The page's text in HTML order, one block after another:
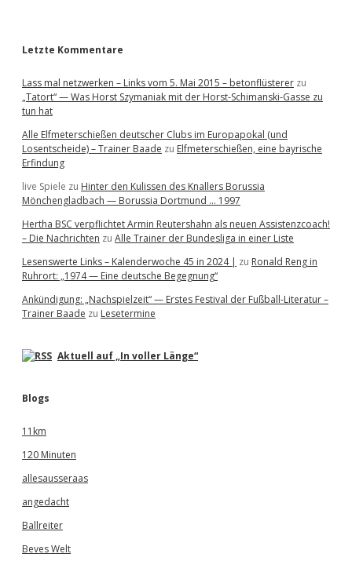
Letzte Kommentare
Lass mal netzwerken – Links vom 5. Mai 2015 – betonflüsterer zu
„Tatort“ — Was Horst Szymaniak mit der Horst-Schimanski-Gasse zu
tun hat
Alle Elfmeterschießen deutscher Clubs im Europapokal (und
Losentscheide) – Trainer Baade zu Elfmeterschießen, eine bayrische
Erfindung
live Spiele zu Hinter den Kulissen des Knallers Borussia
Mönchengladbach — Borussia Dortmund … 1997
Hertha BSC verpflichtet Armin Reutershahn als neuen Assistenzcoach!
– Die Nachrichten zu Alle Trainer der Bundesliga in einer Liste
Lesenswerte Links – Kalenderwoche 45 in 2024 | zu Ronald Reng in
Ruhrort: „1974 — Eine deutsche Begegnung“
Ankündigung: „Nachspielzeit“ — Erstes Festival der Fußball-Literatur –
Trainer Baade zu Lesetermine
Aktuell auf „In voller Länge“
Blogs
11km
120 Minuten
allesausseraas
angedacht
Ballreiter
Beves Welt